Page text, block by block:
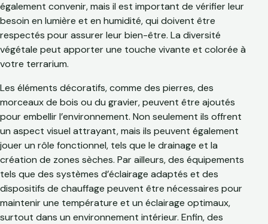
également convenir, mais il est important de vérifier leur
besoin en lumière et en humidité, qui doivent être
respectés pour assurer leur bien-être. La diversité
végétale peut apporter une touche vivante et colorée à
votre terrarium.
Les éléments décoratifs, comme des pierres, des
morceaux de bois ou du gravier, peuvent être ajoutés
pour embellir l’environnement. Non seulement ils offrent
un aspect visuel attrayant, mais ils peuvent également
jouer un rôle fonctionnel, tels que le drainage et la
création de zones sèches. Par ailleurs, des équipements
tels que des systèmes d’éclairage adaptés et des
dispositifs de chauffage peuvent être nécessaires pour
maintenir une température et un éclairage optimaux,
surtout dans un environnement intérieur. Enfin, des